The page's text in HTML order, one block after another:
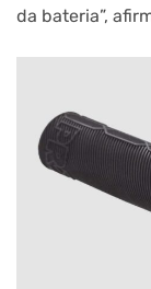
da bateria”,